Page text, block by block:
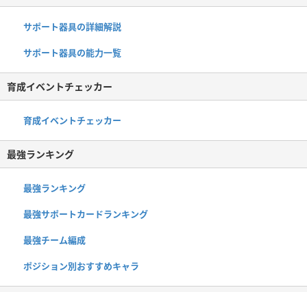
サポート器具の詳細解説
サポート器具の能力一覧
育成イベントチェッカー
育成イベントチェッカー
最強ランキング
最強ランキング
最強サポートカードランキング
最強チーム編成
ポジション別おすすめキャラ